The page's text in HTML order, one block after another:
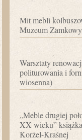
Mit mebli
Muzeum
Warsztaty
politurowania i
wiosenna)
„Meble drugiej
XX wieku”
Korżel-Kraśnej